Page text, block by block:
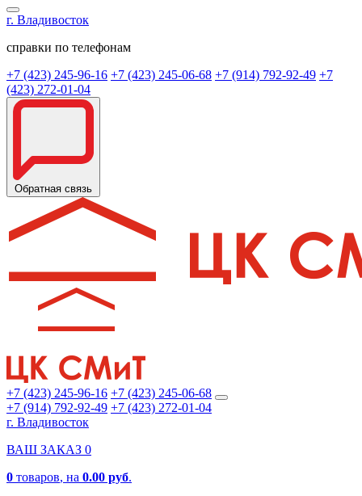
г. Владивосток
справки по телефонам
+7 (423) 245-96-16 +7 (423) 245-06-68 +7 (914) 792-92-49 +7
(423) 272-01-04
Обратная связь
+7 (423) 245-96-16 +7 (423) 245-06-68
+7 (914) 792-92-49 +7 (423) 272-01-04
г. Владивосток
ВАШ ЗАКАЗ 0
0 товаров, на 0.00 руб.